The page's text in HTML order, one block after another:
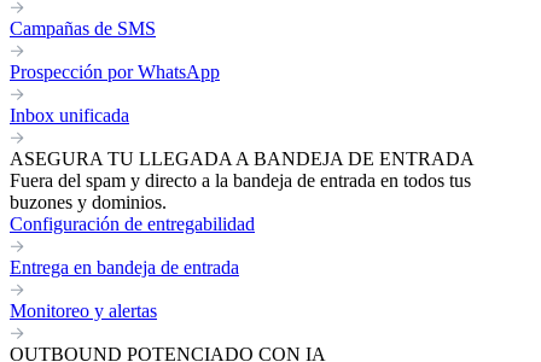
Campañas de SMS
Prospección por WhatsApp
Inbox unificada
ASEGURA TU LLEGADA A BANDEJA DE ENTRADA
Fuera del spam y directo a la bandeja de entrada en todos tus
buzones y dominios.
Configuración de entregabilidad
Entrega en bandeja de entrada
Monitoreo y alertas
OUTBOUND POTENCIADO CON IA